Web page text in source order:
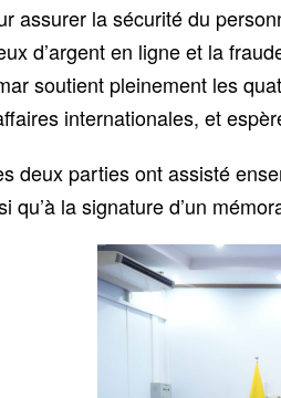
assurer la sécurité du
d’argent en ligne et la
soutient pleinement les
internationales, et
deux parties ont assisté
qu’à la signature d’un